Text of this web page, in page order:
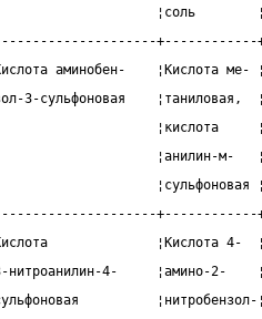
¦соль
+------------
аминобен-    ¦Кислота
3-сульфоновая
¦кислота
¦анилин-
+------------
¦Кислота
нитроанилин-4-